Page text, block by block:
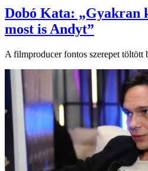
Dobó Kata: „Gyakran
most is Andyt”
A filmproducer fontos szerepet töltött